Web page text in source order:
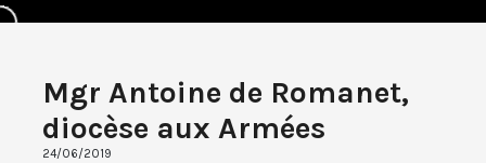
Mgr Antoine de Romanet,
diocèse aux Armées
24/06/2019